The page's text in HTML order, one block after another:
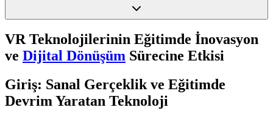
VR Teknolojilerinin Eğitimde İnovasyon
ve Dijital Dönüşüm Sürecine Etkisi
Giriş: Sanal Gerçeklik ve Eğitimde
Devrim Yaratan Teknoloji